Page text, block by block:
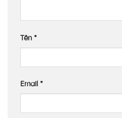
Tên *
Email *